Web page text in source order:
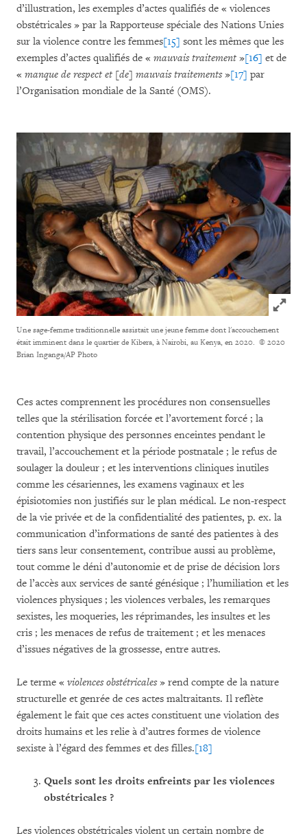
d’illustration, les exemples d’actes qualifiés de « violences
obstétricales » par la Rapporteuse spéciale des Nations Unies
sur la violence contre les femmes[15] sont les mêmes que les
exemples d’actes qualifiés de « mauvais traitement »[16] et de
« manque de respect et [de] mauvais traitements»[17] par
l’Organisation mondiale de la Santé (OMS).
Click to
Une sage-femme traditionnelle assistait une jeune femme dont l'accouchement
était imminent dans le quartier de Kibera, à Nairobi, au Kenya, en 2020. © 2020
Brian Inganga/AP Photo
Ces actes comprennent les procédures non consensuelles
telles que la stérilisation forcée et l’avortement forcé ; la
contention physique des personnes enceintes pendant le
travail, l’accouchement et la période postnatale ; le refus de
soulager la douleur ; et les interventions cliniques inutiles
comme les césariennes, les examens vaginaux et les
épisiotomies non justifiés sur le plan médical. Le non-respect
de la vie privée et de la confidentialité des patientes, p. ex. la
communication d’informations de santé des patientes à des
tiers sans leur consentement, contribue aussi au problème,
tout comme le déni d’autonomie et de prise de décision lors
de l’accès aux services de santé génésique ; l’humiliation et les
violences physiques ; les violences verbales, les remarques
sexistes, les moqueries, les réprimandes, les insultes et les
cris ; les menaces de refus de traitement ; et les menaces
d’issues négatives de la grossesse, entre autres.
Le terme « violences obstétricales» rend compte de la nature
structurelle et genrée de ces actes maltraitants. Il reflète
également le fait que ces actes constituent une violation des
droits humains et les relie à d’autres formes de violence
sexiste à l’égard des femmes et des filles.[18]
Quels sont les droits enfreints par les violences
obstétricales ?
Les violences obstétricales violent un certain nombre de